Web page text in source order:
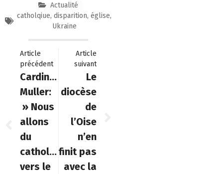
Actualité
catholqiue, disparition, église,
Ukraine
Article
précédent
Cardinal
Muller:
» Nous
allons
du
catholicisme
vers le
Article
suivant
Le
diocèse
de
l’Oise
n’en
finit pas
avec la